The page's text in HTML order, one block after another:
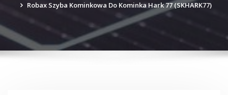
Robax Szyba Kominkowa Do Kominka Hark 77 (SKHARK77)